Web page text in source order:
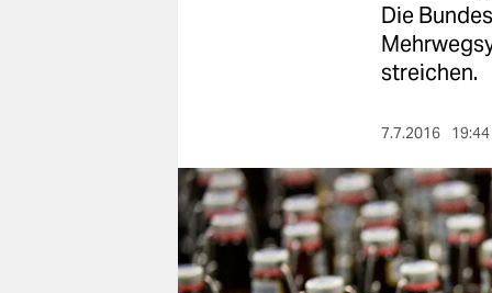
berlin
nord
wahrheit
Die
streichen.
7.7.2016